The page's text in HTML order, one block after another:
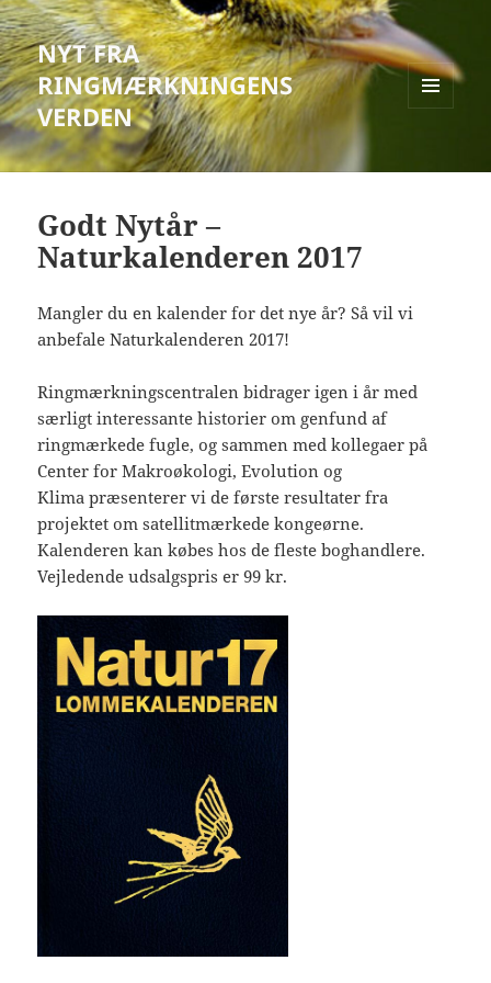
NYT FRA
RINGMÆRKNINGENS
VERDEN
Godt Nytår –
Naturkalenderen 2017
Mangler du en kalender for det nye år? Så vil vi
anbefale Naturkalenderen 2017!
Ringmærkningscentralen bidrager igen i år med
særligt interessante historier om genfund af
ringmærkede fugle, og sammen med kollegaer på
Center for Makroøkologi, Evolution og
Klima præsenterer vi de første resultater fra
projektet om satellitmærkede kongeørne.
Kalenderen kan købes hos de fleste boghandlere.
Vejledende udsalgspris er 99 kr.